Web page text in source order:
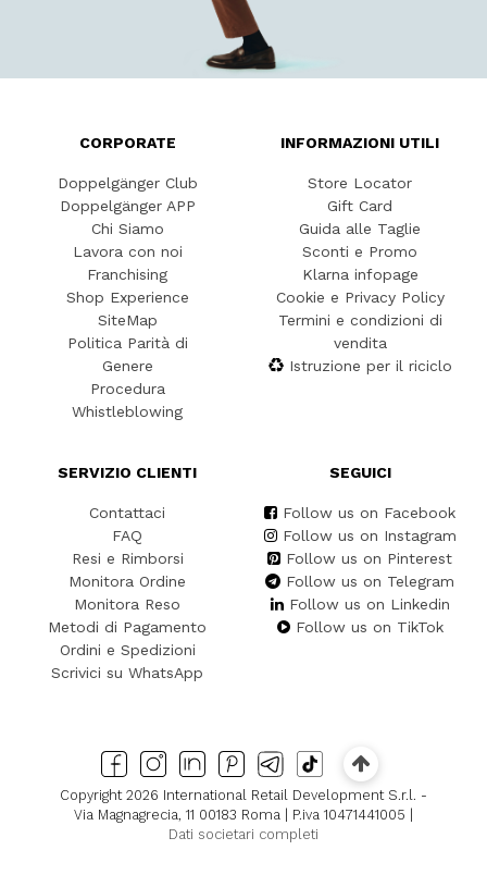
CORPORATE
Doppelgänger Club
Doppelgänger APP
Chi Siamo
Lavora con noi
Franchising
Shop Experience
SiteMap
Politica Parità di
Genere
Procedura
Whistleblowing
INFORMAZIONI UTILI
Store Locator
Gift Card
Guida alle Taglie
Sconti e Promo
Klarna infopage
Cookie e Privacy Policy
Termini e condizioni di
vendita
Istruzione per il riciclo
SERVIZIO CLIENTI
Contattaci
FAQ
Resi e Rimborsi
Monitora Ordine
Monitora Reso
Metodi di Pagamento
Ordini e Spedizioni
Scrivici su WhatsApp
SEGUICI
Follow us on Facebook
Follow us on Instagram
Follow us on Pinterest
Follow us on Telegram
Follow us on Linkedin
Follow us on TikTok
Copyright 2026 International Retail Development S.r.l. -
Via Magnagrecia, 11 00183 Roma | P.iva 10471441005 |
Dati societari completi